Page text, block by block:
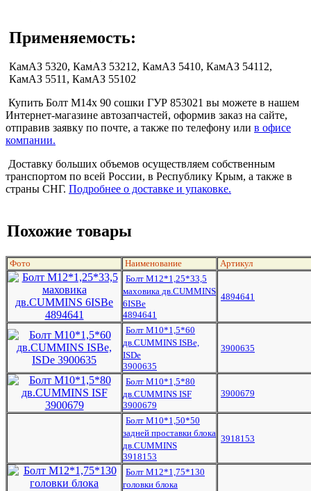
Применяемость:
КамАЗ 5320, КамАЗ 53212, КамАЗ 5410, КамАЗ 54112,
КамАЗ 5511, КамАЗ 55102
Купить Болт М14х 90 сошки ГУР 853021 вы можете в нашем
Интернет-магазине автозапчастей, оформив заказ на сайте,
отправив заявку по почте, а также по телефону или в офисе
компании.
Доставку больших объемов осуществляем собственным
транспортом по всей России, в Республику Крым, а также в
страны СНГ. Подробнее о доставке и упаковке.
Похожие товары
Фото Наименование
Артикул
Болт M12*1,25*33,5
маховика дв.CUMMINS
6ISBe
4894641
4894641
Болт М10*1,5*60
дв.CUMMINS ISBe,
ISDe
3900635
3900635
Болт М10*1,5*80
дв.CUMMINS ISF
3900679
3900679
Болт М10*1,50*50
задней проставки блока
дв.CUMMINS
3918153
3918153
Болт М12*1,75*130
головки блока